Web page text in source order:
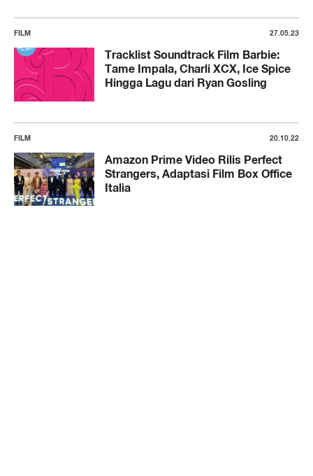
FILM 27.05.23
Tracklist Soundtrack Film Barbie:
Tame Impala, Charli XCX, Ice Spice
Hingga Lagu dari Ryan Gosling
FILM 20.10.22
Amazon Prime Video Rilis Perfect
Strangers, Adaptasi Film Box Office
Italia